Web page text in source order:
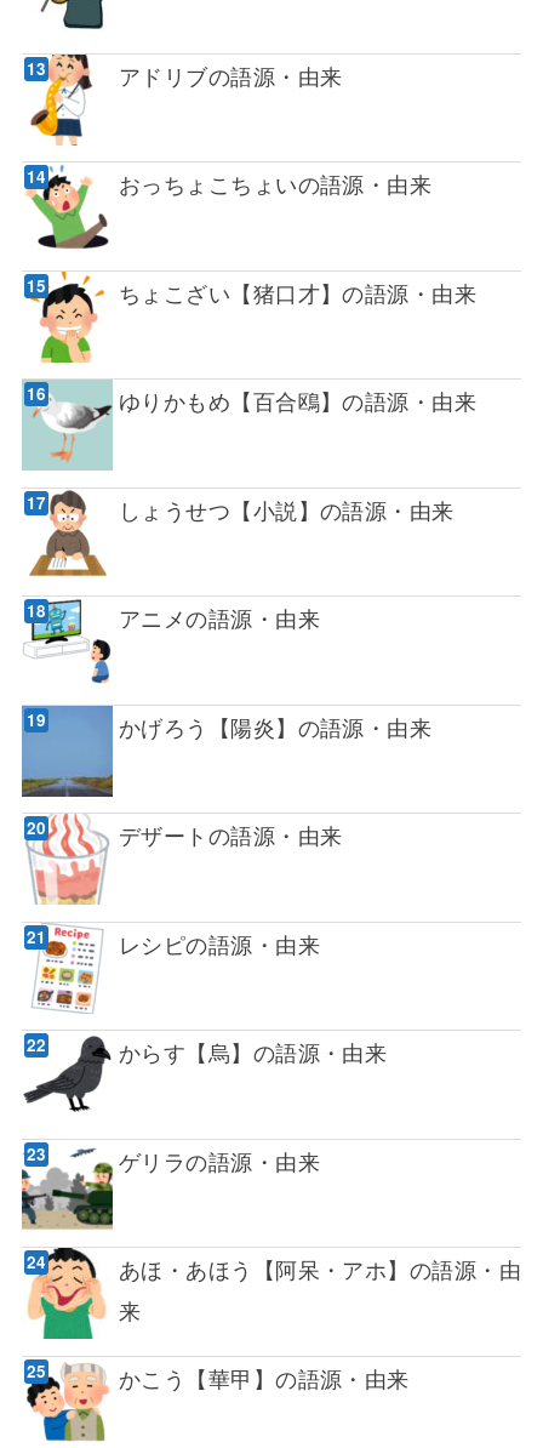
アドリブの語源・由来
おっちょこちょいの語源・由来
ちょこざい【猪口才】の語源・由来
ゆりかもめ【百合鴎】の語源・由来
しょうせつ【小説】の語源・由来
アニメの語源・由来
かげろう【陽炎】の語源・由来
デザートの語源・由来
レシピの語源・由来
からす【烏】の語源・由来
ゲリラの語源・由来
あほ・あほう【阿呆・アホ】の語源・由
来
かこう【華甲】の語源・由来